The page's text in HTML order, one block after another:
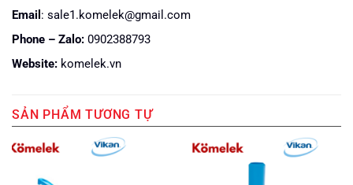
Email : sale1.komelek@gmail.com
Phone – Zalo: 0902388793
Website: komelek.vn
SẢN PHẨM TƯƠNG TỰ